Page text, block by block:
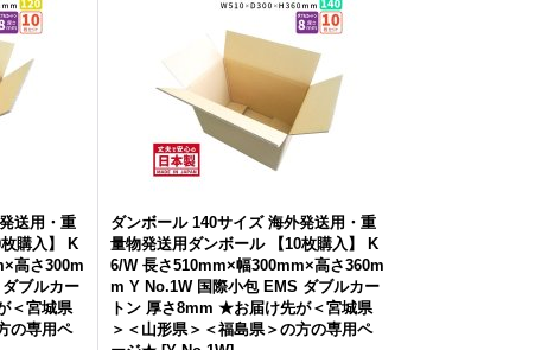
310円 260円(税込)
在庫あり
送用・重
購入】 K
高さ300m
ブルカー
＜宮城県
の専用ペ
ダンボール 140サイズ 海外発送用・重
量物発送用ダンボール 【10枚購入】 K
6/W 長さ510mm×幅300mm×高さ360m
m Y No.1W 国際小包 EMS ダブルカー
トン 厚さ8mm ★お届け先が＜宮城県
＞＜山形県＞＜福島県＞の方の専用ペ